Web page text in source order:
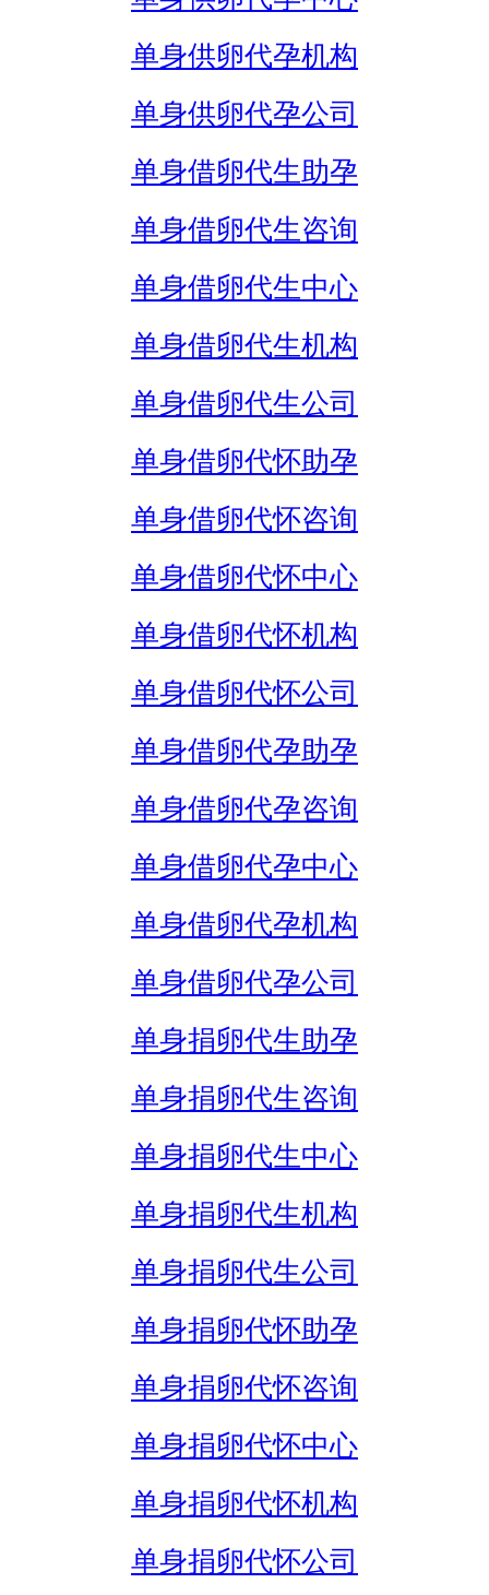
单身供卵代孕机构
单身供卵代孕公司
单身借卵代生助孕
单身借卵代生咨询
单身借卵代生中心
单身借卵代生机构
单身借卵代生公司
单身借卵代怀助孕
单身借卵代怀咨询
单身借卵代怀中心
单身借卵代怀机构
单身借卵代怀公司
单身借卵代孕助孕
单身借卵代孕咨询
单身借卵代孕中心
单身借卵代孕机构
单身借卵代孕公司
单身捐卵代生助孕
单身捐卵代生咨询
单身捐卵代生中心
单身捐卵代生机构
单身捐卵代生公司
单身捐卵代怀助孕
单身捐卵代怀咨询
单身捐卵代怀中心
单身捐卵代怀机构
单身捐卵代怀公司